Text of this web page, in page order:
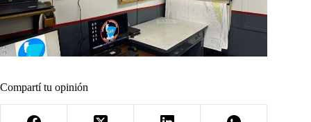
Compartí tu opinión